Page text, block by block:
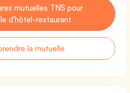
mutuelles TNS pour
d'hôtel-restaurant
la mutuelle